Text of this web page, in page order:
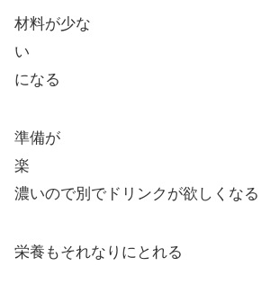
材料が少な
い 味が
になる
準備が
楽
濃いので別でドリンクが欲しくなる
栄養もそれなりにとれる